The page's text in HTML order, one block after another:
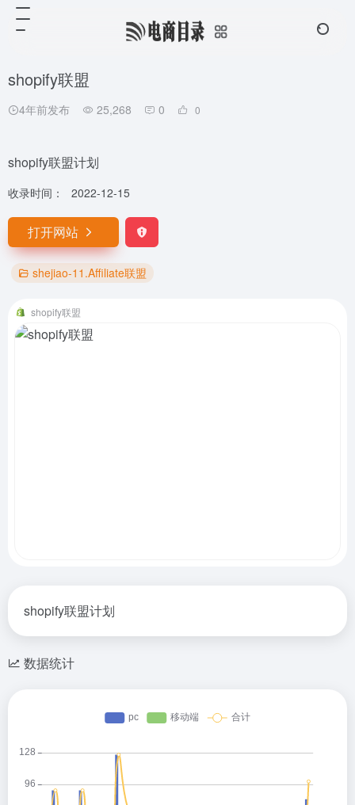
shopify联盟
4年前发布 25,268 0 0
shopify联盟计划
收录时间： 2022-12-15
打开网站
shejiao-11.Affiliate联盟
shopify联盟
shopify联盟计划
数据统计